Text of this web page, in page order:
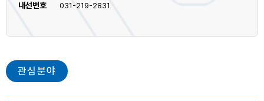
내선번호 031-219-2831
관심분야